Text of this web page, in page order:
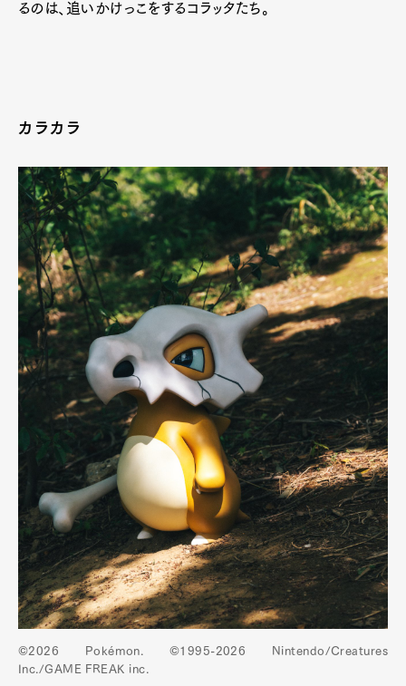
るのは、追いかけっこをするコラッタたち。
カラカラ
©2026 Pokémon. ©1995-2026 Nintendo/Creatures
Inc./GAME FREAK inc.